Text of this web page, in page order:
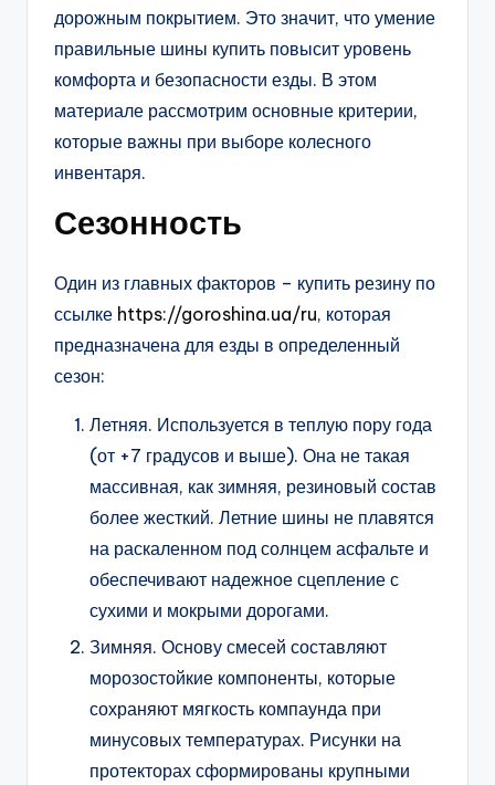
дорожным покрытием. Это значит, что умение
правильные шины купить повысит уровень
комфорта и безопасности езды. В этом
материале рассмотрим основные критерии,
которые важны при выборе колесного
инвентаря.
Сезонность
Один из главных факторов – купить резину по
ссылке https://goroshina.ua/ru, которая
предназначена для езды в определенный
сезон:
Летняя. Используется в теплую пору года
(от +7 градусов и выше). Она не такая
массивная, как зимняя, резиновый состав
более жесткий. Летние шины не плавятся
на раскаленном под солнцем асфальте и
обеспечивают надежное сцепление с
сухими и мокрыми дорогами.
Зимняя. Основу смесей составляют
морозостойкие компоненты, которые
сохраняют мягкость компаунда при
минусовых температурах. Рисунки на
протекторах сформированы крупными